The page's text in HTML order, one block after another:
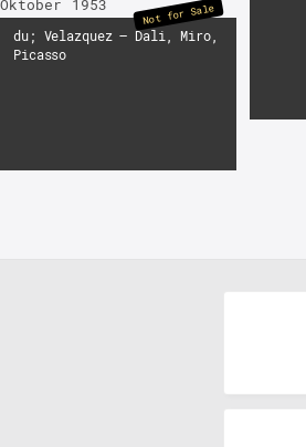
du; Velazquez – Dali, Miro,
Picasso
Not for Sale